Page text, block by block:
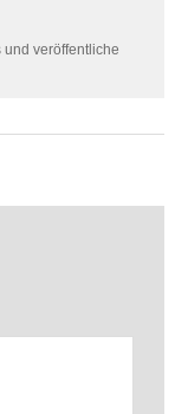
veröffentliche